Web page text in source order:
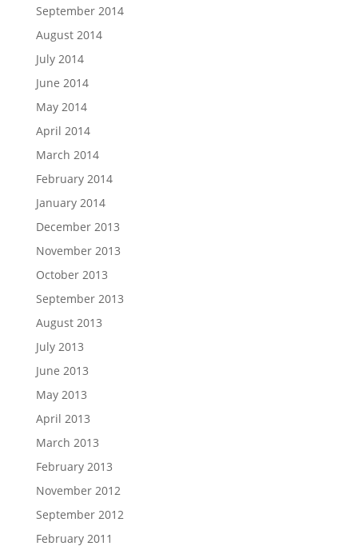
September 2014
August 2014
July 2014
June 2014
May 2014
April 2014
March 2014
February 2014
January 2014
December 2013
November 2013
October 2013
September 2013
August 2013
July 2013
June 2013
May 2013
April 2013
March 2013
February 2013
November 2012
September 2012
February 2011